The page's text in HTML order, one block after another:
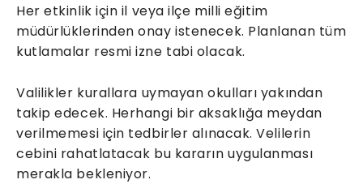
Her etkinlik için il veya ilçe milli eğitim
müdürlüklerinden onay istenecek. Planlanan tüm
kutlamalar resmi izne tabi olacak.
Valilikler kurallara uymayan okulları yakından
takip edecek. Herhangi bir aksaklığa meydan
verilmemesi için tedbirler alınacak. Velilerin
cebini rahatlatacak bu kararın uygulanması
merakla bekleniyor.